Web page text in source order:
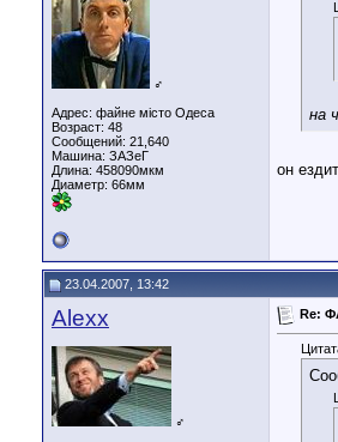
♂
Адрес: файне місто Одеса
Возраст: 48
Сообщений: 21,640
Машина: ЗАЗеГ
Длина: 458090мкм
Диаметр: 66мм
на
он
23.04.2007, 13:42
Alexx
♂
Re: